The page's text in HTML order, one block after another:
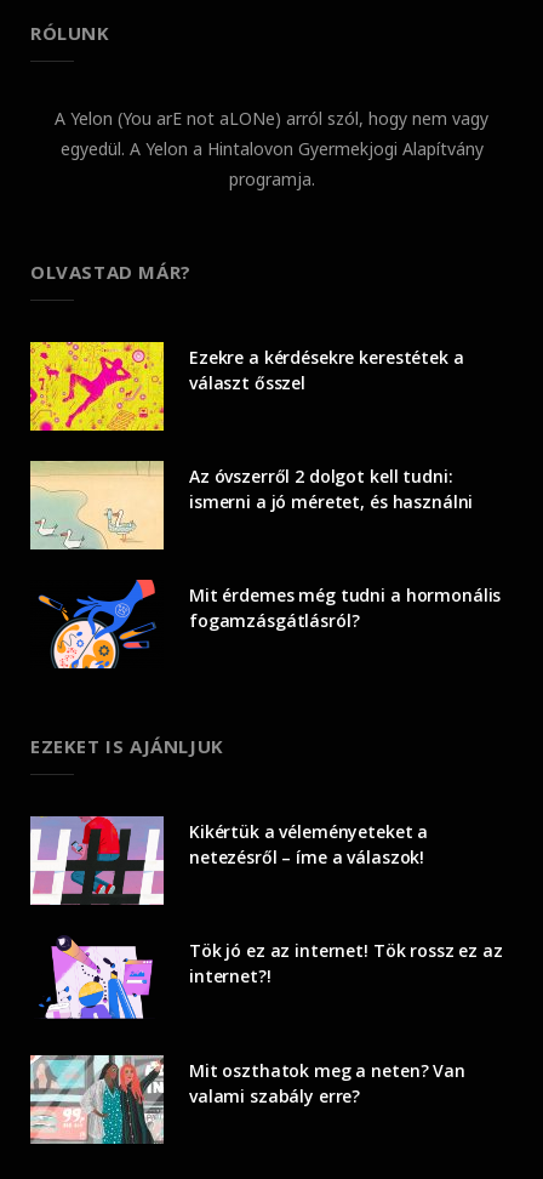
RÓLUNK
A Yelon (You arE not aLONe) arról szól, hogy nem vagy
egyedül. A Yelon a Hintalovon Gyermekjogi Alapítvány
programja.
OLVASTAD MÁR?
Ezekre a kérdésekre kerestétek a
választ ősszel
Az óvszerről 2 dolgot kell tudni:
ismerni a jó méretet, és használni
Mit érdemes még tudni a hormonális
fogamzásgátlásról?
EZEKET IS AJÁNLJUK
Kikértük a véleményeteket a
netezésről – íme a válaszok!
Tök jó ez az internet! Tök rossz ez az
internet?!
Mit oszthatok meg a neten? Van
valami szabály erre?